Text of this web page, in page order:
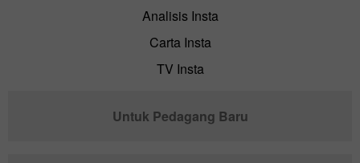
Analisis Insta
Carta Insta
TV Insta
Untuk Pedagang Baru